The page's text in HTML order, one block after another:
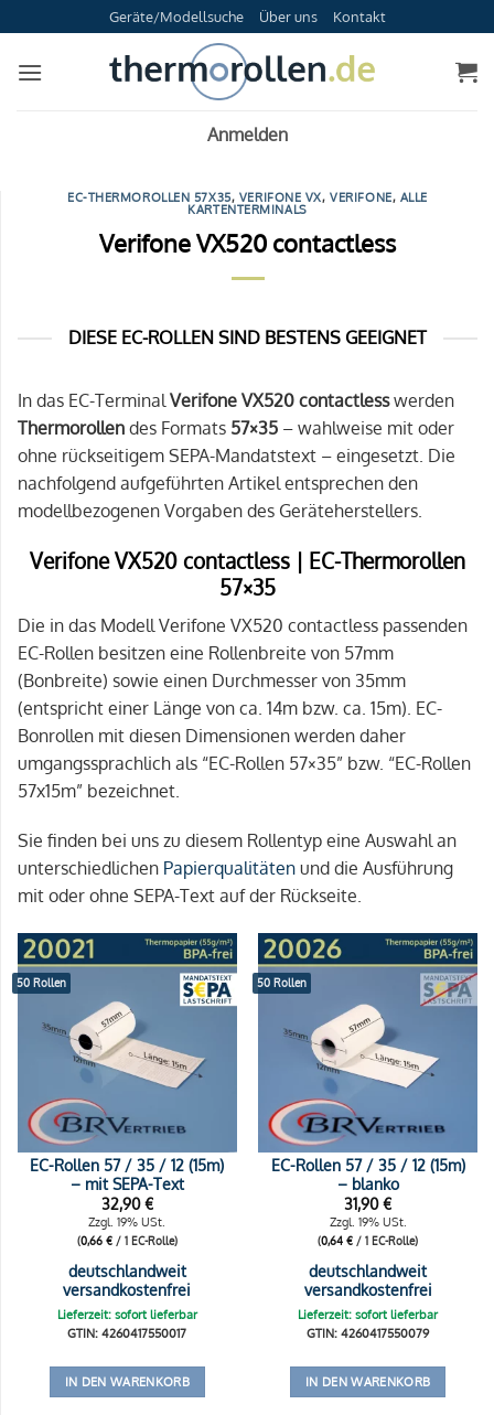
Inhalt
springen
Geräte/Modellsuche Über uns Kontakt
Anmelden
EC-THERMOROLLEN 57X35, VERIFONE VX,VERIFONE, ALLE
KARTENTERMINALS
Verifone VX520 contactless
DIESE EC-ROLLEN SIND BESTENS GEEIGNET
In das EC-TerminalVerifone VX520 contactlesswerden
Thermorollen des Formats 57×35 – wahlweise mit oder
ohne rückseitigem SEPA-Mandatstext – eingesetzt. Die
nachfolgend aufgeführten Artikel entsprechen den
modellbezogenen Vorgaben des Geräteherstellers.
Verifone VX520 contactless | EC-Thermorollen
57×35
Die in das Modell Verifone VX520 contactless passenden
EC-Rollen besitzen eine Rollenbreite von 57mm
(Bonbreite) sowie einen Durchmesser von 35mm
(entspricht einer Länge von ca. 14m bzw. ca. 15m). EC-
Bonrollen mit diesen Dimensionen werden daher
umgangssprachlich als “EC-Rollen 57×35” bzw. “EC-Rollen
57x15m” bezeichnet.
Sie finden bei uns zu diesem Rollentyp eine Auswahl an
unterschiedlichen Papierqualitäten und die Ausführung
mit oder ohne SEPA-Text auf der Rückseite.
50 Rollen
EC-Rollen 57 / 35 / 12 (15m)
– mit SEPA-Text
32,90€
Zzgl. 19% USt.
(0,66 €/ 1 EC-Rolle)
deutschlandweit
versandkostenfrei
Lieferzeit: sofort lieferbar
GTIN: 4260417550017
IN DEN WARENKORB
50 Rollen
EC-Rollen 57 / 35 / 12 (15m)
– blanko
31,90€
Zzgl. 19% USt.
(0,64€ / 1 EC-Rolle)
deutschlandweit
versandkostenfrei
Lieferzeit: sofort lieferbar
GTIN: 4260417550079
IN DEN WARENKORB